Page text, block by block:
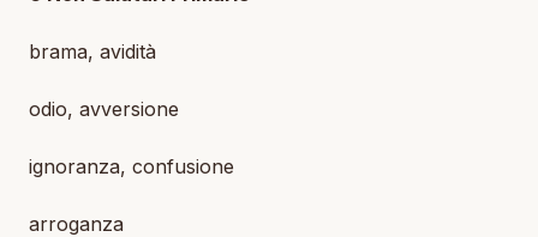
brama, avidità
odio, avversione
ignoranza, confusione
arroganza